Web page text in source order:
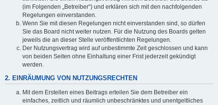
(im Folgenden „Betreiber“) und erklären sich mit den nachfolgenden
Regelungen einverstanden.
Wenn Sie mit diesen Regelungen nicht einverstanden sind, so dürfen
Sie das Board nicht weiter nutzen. Für die Nutzung des Boards gelten
jeweils die an dieser Stelle veröffentlichten Regelungen.
Der Nutzungsvertrag wird auf unbestimmte Zeit geschlossen und kann
von beiden Seiten ohne Einhaltung einer Frist jederzeit gekündigt
werden.
2. EINRÄUMUNG VON NUTZUNGSRECHTEN
Mit dem Erstellen eines Beitrags erteilen Sie dem Betreiber ein
einfaches, zeitlich und räumlich unbeschränktes und unentgeltliches